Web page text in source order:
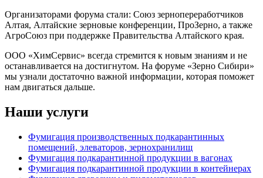
Организаторами форума стали: Союз зернопереработчиков
Алтая, Алтайские зерновые конференции, ПроЗерно, а также
АгроСоюз при поддержке Правительства Алтайского края.
ООО «ХимСервис» всегда стремится к новым знаниям и не
останавливается на достигнутом. На форуме «Зерно Сибири»
мы узнали достаточно важной информации, которая поможет
нам двигаться дальше.
Наши услуги
Фумигация производственных подкарантинных
помещений, элеваторов, зернохранилищ
Фумигация подкарантинной продукции в вагонах
Фумигация подкарантинной продукции в контейнерах